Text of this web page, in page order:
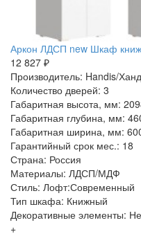
Аркон ЛДСП new Шкаф
12 827 ₽
Производитель: Handis/
Количество дверей: 3
Габаритная высота, мм:
Габаритная глубина, мм:
Габаритная ширина, мм:
Гарантийный срок мес.: 18
Страна: Россия
Материалы: ЛДСП/МДФ
Стиль: Лофт:Современный
Тип шкафа: Книжный
Декоративные элементы:
+